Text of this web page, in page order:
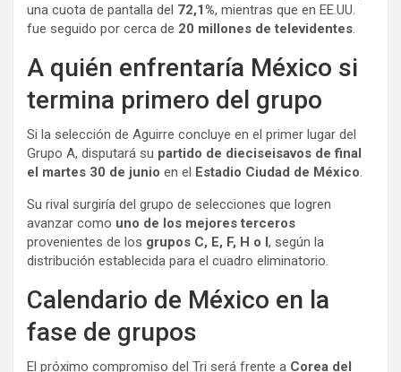
una cuota de pantalla del 72,1%, mientras que en EE.UU.
fue seguido por cerca de 20 millones de televidentes.
A quién enfrentaría México si
termina primero del grupo
Si la selección de Aguirre concluye en el primer lugar del
Grupo A, disputará su partido de dieciseisavos de final
el martes 30 de junio en el Estadio Ciudad de México.
Su rival surgiría del grupo de selecciones que logren
avanzar como uno de los mejores terceros
provenientes de los grupos C, E, F, H o I, según la
distribución establecida para el cuadro eliminatorio.
Calendario de México en la
fase de grupos
El próximo compromiso del Tri será frente a Corea del